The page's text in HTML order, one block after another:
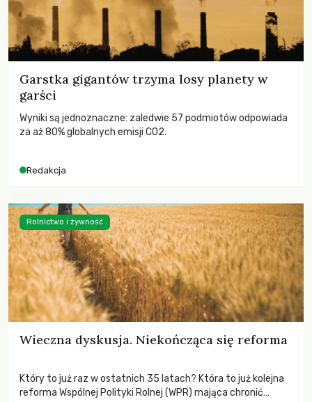
Garstka gigantów trzyma losy planety w
garści
Wyniki są jednoznaczne: zaledwie 57 podmiotów odpowiada
za aż 80% globalnych emisji CO2.
Redakcja
Wieczna dyskusja. Niekończąca się reforma
Który to już raz w ostatnich 35 latach? Która to już kolejna
reforma Wspólnej Polityki Rolnej (WPR) mająca chronić
Rolnictwo i żywność